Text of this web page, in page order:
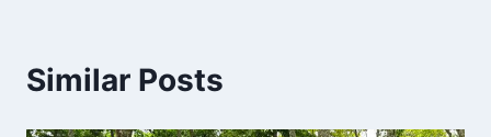
Similar Posts